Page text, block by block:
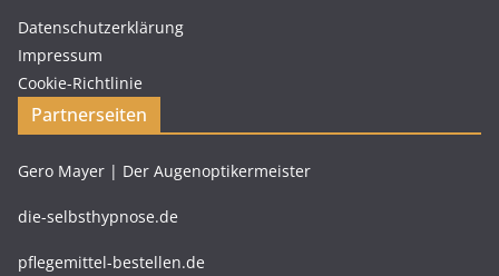
Datenschutzerklärung
Impressum
Cookie-Richtlinie
Partnerseiten
Gero Mayer | Der Augenoptikermeister
die-selbsthypnose.de
pflegemittel-bestellen.de